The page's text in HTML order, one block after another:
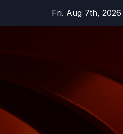
Fri. Aug 7th, 2026